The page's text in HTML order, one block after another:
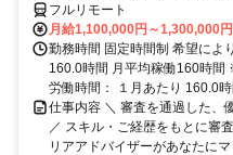
フルリモート
月給1,100,000円～1,300,000円
勤務時間 固定時間制 希望によ
160.0時間 月平均稼働160時
労働時間： １月あたり 160.0
仕事内容 ＼ 審査を通過した、
／ スキル・ご経歴をもとに審
リアアドバイザーがあなたに